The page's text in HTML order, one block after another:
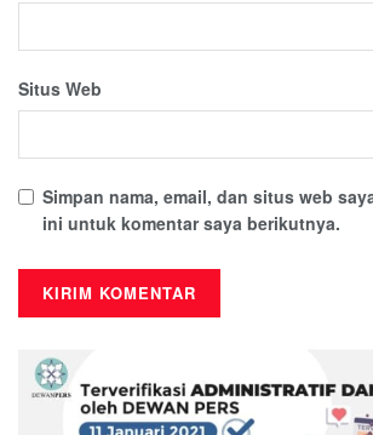
Situs Web
Simpan nama, email, dan situs web
ini untuk komentar saya berikutnya.